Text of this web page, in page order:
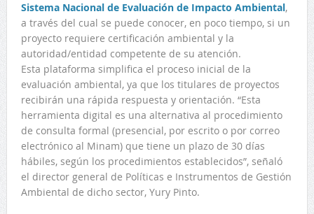
Sistema Nacional de Evaluación de Impacto Ambiental,
a través del cual se puede conocer, en poco tiempo, si un
proyecto requiere certificación ambiental y la
autoridad/entidad competente de su atención.
Esta plataforma simplifica el proceso inicial de la
evaluación ambiental, ya que los titulares de proyectos
recibirán una rápida respuesta y orientación. “Esta
herramienta digital es una alternativa al procedimiento
de consulta formal (presencial, por escrito o por correo
electrónico al Minam) que tiene un plazo de 30 días
hábiles, según los procedimientos establecidos”, señaló
el director general de Políticas e Instrumentos de Gestión
Ambiental de dicho sector, Yury Pinto.